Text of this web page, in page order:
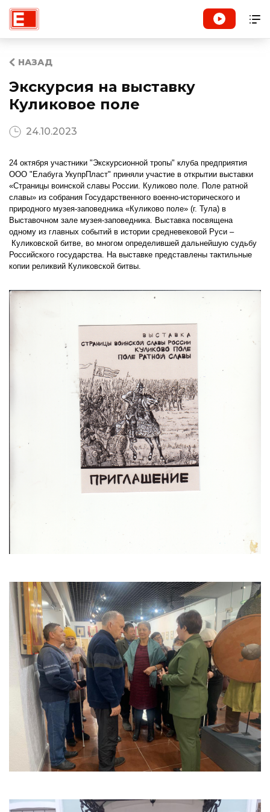
НАЗАД
Экскурсия на выставку
Куликовое поле
24.10.2023
24 октября участники "Экскурсионной тропы" клуба предприятия
ООО "Елабуга УкупрПласт" приняли участие в открытии выставки
«Страницы воинской славы России. Куликово поле. Поле ратной
славы» из собрания Государственного военно-исторического и
природного музея-заповедника «Куликово поле» (г. Тула) в
Выставочном зале музея-заповедника. Выставка посвящена
одному из главных событий в истории средневековой Руси –
Куликовской битве, во многом определившей дальнейшую судьбу
Российского государства. На выставке представлены тактильные
копии реликвий Куликовской битвы.